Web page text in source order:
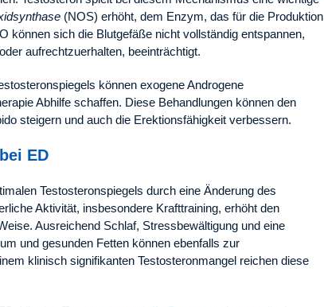
(NOS) erhöht, dem Enzym, das für die Produktion
können sich die Blutgefäße nicht vollständig entspannen,
aufrechtzuerhalten, beeinträchtigt.
können exogene Androgene
Abhilfe schaffen. Diese Behandlungen können den
steigern und auch die Erektionsfähigkeit verbessern.
ED
Testosteronspiegels durch eine Änderung des
Aktivität, insbesondere Krafttraining, erhöht den
Ausreichend Schlaf, Stressbewältigung und eine
und gesunden Fetten können ebenfalls zur
klinisch signifikanten Testosteronmangel reichen diese